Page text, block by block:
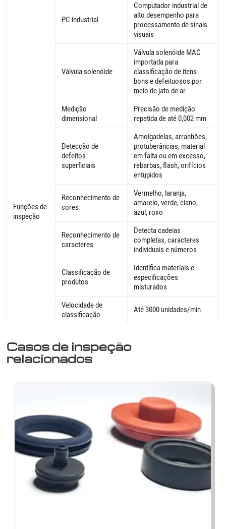
PC industrial
Computador industrial de
alto desempenho para
processamento de sinais
visuais
Válvula solenóide
Válvula solenóide MAC
importada para
classificação de itens
bons e defeituosos por
meio de jato de ar
Funções de
inspeção
Medição
dimensional
Precisão de medição
repetida de até 0,002 mm
Detecção de
defeitos
superficiais
Amolgadelas, arranhões,
protuberâncias, material
em falta ou em excesso,
rebarbas, flash, orifícios
entupidos
Reconhecimento de
cores
Vermelho, laranja,
amarelo, verde, ciano,
azul, roxo
Reconhecimento de
caracteres
Detecta cadeias
completas, caracteres
individuais e números
Classificação de
produtos
Identifica materiais e
especificações
misturados
Velocidade de
classificação
Até 3000 unidades/min
Casos de inspeção
relacionados